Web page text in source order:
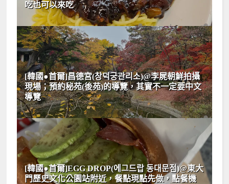
吃也可以來吃
[韓國●首爾]昌德宮(창덕궁관리소)@李屍朝鮮拍攝
現場；預約秘苑(後苑)的導覽，其實不一定要中文
導覽
[韓國●首爾]EGG DROP(에그드랍 동대문점)@東大
門歷史文化公園站附近，餐點現點先做，點餐機